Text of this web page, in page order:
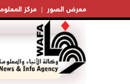
مركز معرض الصور